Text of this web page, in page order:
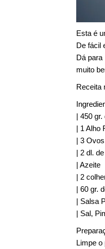
Esta é
De fácil
Dá
muito
Receita
| 450
| 1 Alho
| 3 Ovos
| 2 dl.
| Azeite
| 2
| 60 gr.
| Salsa
| Sal,
Limpe o